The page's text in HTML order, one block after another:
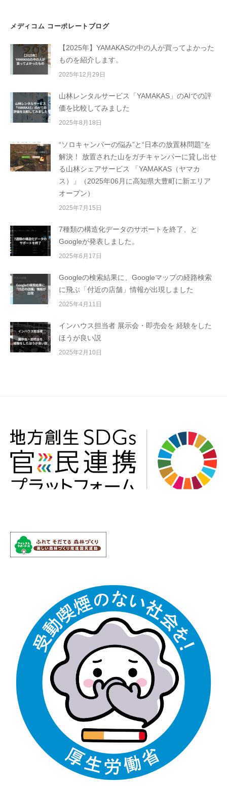
メディコム コーポレートブログ
【2025年】YAMAKASの中の人が買ってよかった
ものを紹介します。
2025年12月29日
山林レンタルサービス「YAMAKAS」のAIでの評
価を比較してみました
2025年8月18日
“ソロキャンパーの悩み”と“日本の放置林問題”を
解決！ 放置された山をガチキャンパーに貸し出せ
る山林シェアサービス 「YAMAKAS（ヤマカ
ス）」（2025年06月に高知県大豊町に新エリア
オープン）
2025年7月15日
7種類の構造化データのサポートを終了、と
Googleが発表しました。
2025年6月17日
Googleの検索結果に、Googleマップの経路検索
に飛ぶ「付近の店舗」情報が出現しました
2025年4月11日
インハウス担当者 展示会・即売会を 経験をした
ほうが良い説
2025年2月10日